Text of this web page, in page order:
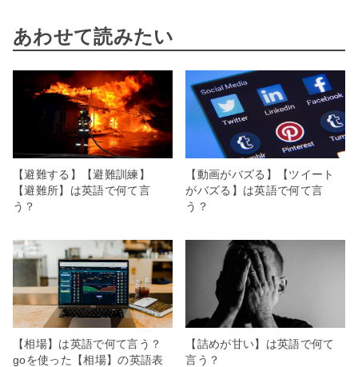
あわせて読みたい
【避難する】【避難訓練】
【避難所】は英語で何て言
う？
【動画がバズる】【ツイート
がバズる】は英語で何て言
う？
【相場】は英語で何て言う？
goを使った【相場】の英語表
【詰めが甘い】は英語で何て
言う？